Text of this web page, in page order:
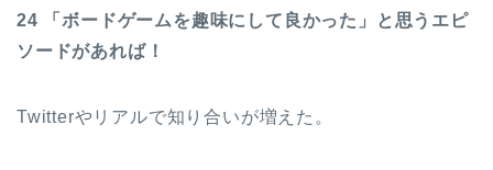
24 「ボードゲームを趣味にして良かった」と思うエピ
ソードがあれば！
Twitterやリアルで知り合いが増えた。